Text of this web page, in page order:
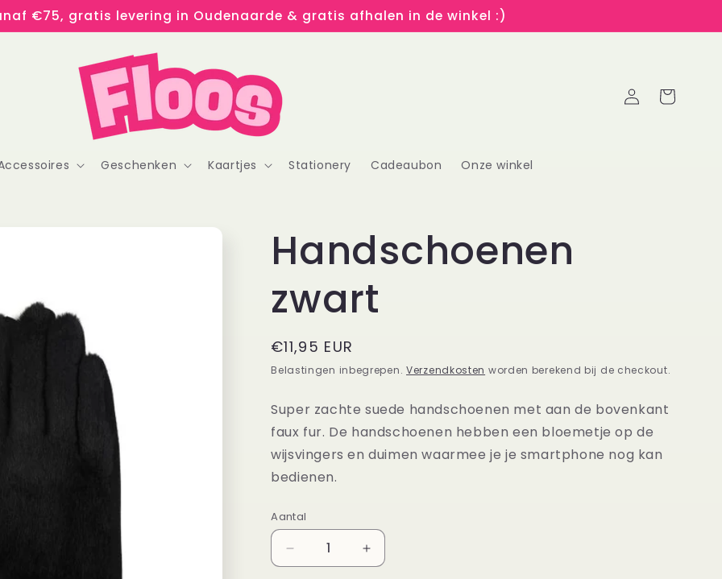
€75, gratis levering in Oudenaarde & gratis afhalen in de winkel :)
Geschenken Kaartjes Stationery Cadeaubon Onze winkel
Inloggen
Winkelwagen
Handschoenen
zwart
Normale
prijs
€11,95 EUR
Belastingen inbegrepen. Verzendkosten worden berekend bij de checkout.
Super zachte suede handschoenen met aan de bovenkant
faux fur. De handschoenen hebben een bloemetje op de
wijsvingers en duimen waarmee je je smartphone nog kan
bedienen.
Aantal
Aantal
Aantal
verlagen
Aantal
verhogen